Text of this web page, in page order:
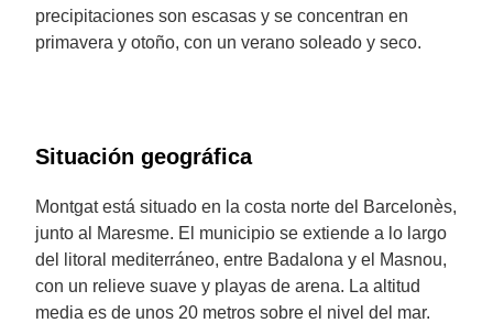
precipitaciones son escasas y se concentran en
primavera y otoño, con un verano soleado y seco.
Situación geográfica
Montgat está situado en la costa norte del Barcelonès,
junto al Maresme. El municipio se extiende a lo largo
del litoral mediterráneo, entre Badalona y el Masnou,
con un relieve suave y playas de arena. La altitud
media es de unos 20 metros sobre el nivel del mar.